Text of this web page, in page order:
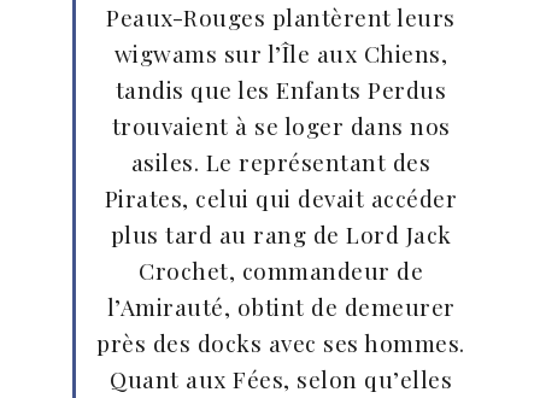
Peaux-Rouges plantèrent leurs
wigwams sur l’Île aux Chiens,
tandis que les Enfants Perdus
trouvaient à se loger dans nos
asiles. Le représentant des
Pirates, celui qui devait accéder
plus tard au rang de Lord Jack
Crochet, commandeur de
l’Amirauté, obtint de demeurer
près des docks avec ses hommes.
Quant aux Fées, selon qu’elles